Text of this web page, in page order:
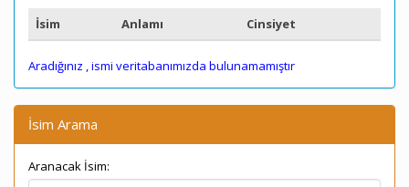
İsim Anlamı Cinsiyet
Aradığınız , ismi veritabanımızda bulunamamıştır
İsim Arama
Aranacak İsim: